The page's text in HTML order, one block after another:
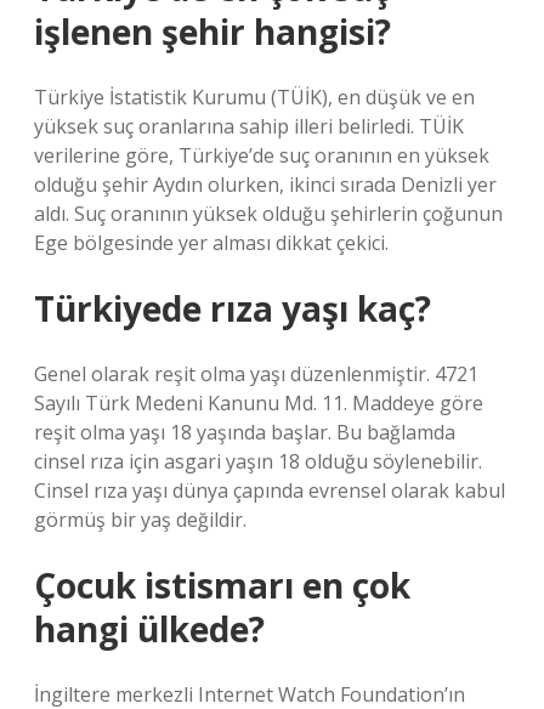
işlenen şehir hangisi?
Türkiye İstatistik Kurumu (TÜİK), en düşük ve en
yüksek suç oranlarına sahip illeri belirledi. TÜİK
verilerine göre, Türkiye’de suç oranının en yüksek
olduğu şehir Aydın olurken, ikinci sırada Denizli yer
aldı. Suç oranının yüksek olduğu şehirlerin çoğunun
Ege bölgesinde yer alması dikkat çekici.
Türkiyede rıza yaşı kaç?
Genel olarak reşit olma yaşı düzenlenmiştir. 4721
Sayılı Türk Medeni Kanunu Md. 11. Maddeye göre
reşit olma yaşı 18 yaşında başlar. Bu bağlamda
cinsel rıza için asgari yaşın 18 olduğu söylenebilir.
Cinsel rıza yaşı dünya çapında evrensel olarak kabul
görmüş bir yaş değildir.
Çocuk istismarı en çok
hangi ülkede?
İngiltere merkezli Internet Watch Foundation’ın